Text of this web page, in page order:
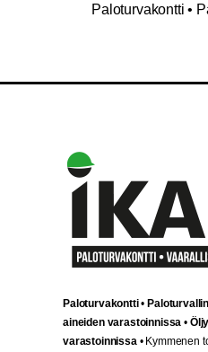
Paloturvakontti •
Paloturvakontti•
aineiden varastoinnissa •
varastoinnissa • Kymmenen